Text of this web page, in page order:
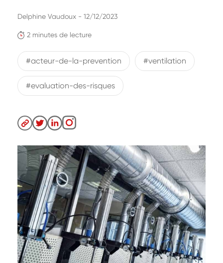
2 minutes de lecture
Delphine Vaudoux - 12/12/2023
#acteur-de-la-prevention #ventilation
#evaluation-des-risques